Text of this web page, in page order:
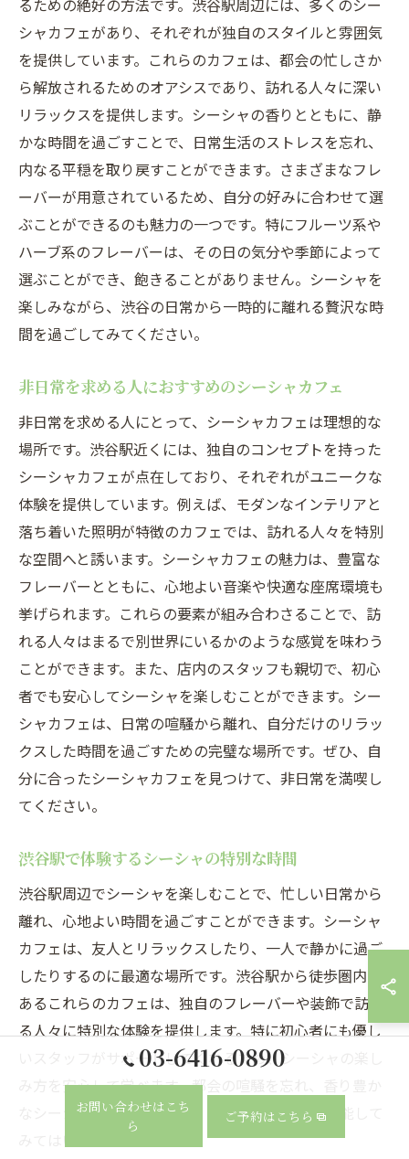
るための絶好の方法です。渋谷駅周辺には、多くのシー
シャカフェがあり、それぞれが独自のスタイルと雰囲気
を提供しています。これらのカフェは、都会の忙しさか
ら解放されるためのオアシスであり、訪れる人々に深い
リラックスを提供します。シーシャの香りとともに、静
かな時間を過ごすことで、日常生活のストレスを忘れ、
内なる平穏を取り戻すことができます。さまざまなフレ
ーバーが用意されているため、自分の好みに合わせて選
ぶことができるのも魅力の一つです。特にフルーツ系や
ハーブ系のフレーバーは、その日の気分や季節によって
選ぶことができ、飽きることがありません。シーシャを
楽しみながら、渋谷の日常から一時的に離れる贅沢な時
間を過ごしてみてください。
非日常を求める人におすすめのシーシャカフェ
非日常を求める人にとって、シーシャカフェは理想的な
場所です。渋谷駅近くには、独自のコンセプトを持った
シーシャカフェが点在しており、それぞれがユニークな
体験を提供しています。例えば、モダンなインテリアと
落ち着いた照明が特徴のカフェでは、訪れる人々を特別
な空間へと誘います。シーシャカフェの魅力は、豊富な
フレーバーとともに、心地よい音楽や快適な座席環境も
挙げられます。これらの要素が組み合わさることで、訪
れる人々はまるで別世界にいるかのような感覚を味わう
ことができます。また、店内のスタッフも親切で、初心
者でも安心してシーシャを楽しむことができます。シー
シャカフェは、日常の喧騒から離れ、自分だけのリラッ
クスした時間を過ごすための完璧な場所です。ぜひ、自
分に合ったシーシャカフェを見つけて、非日常を満喫し
てください。
渋谷駅で体験するシーシャの特別な時間
渋谷駅周辺でシーシャを楽しむことで、忙しい日常から
離れ、心地よい時間を過ごすことができます。シーシャ
カフェは、友人とリラックスしたり、一人で静かに過ご
したりするのに最適な場所です。渋谷駅から徒歩圏内に
あるこれらのカフェは、独自のフレーバーや装飾で訪れ
る人々に特別な体験を提供します。特に初心者にも優し
いスタッフがサポートしてくれるため、シーシャの楽し
み方を安心して学べます。都会の喧騒を忘れ、香り豊か
なシーシャを味わいながら、特別なひとときを堪能して
03-6416-0890
お問い合わせはこち
ら
ご予約はこちら